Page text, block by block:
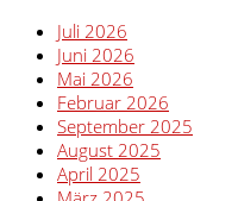
Juli 2026
Juni 2026
Mai 2026
Februar 2026
September 2025
August 2025
April 2025